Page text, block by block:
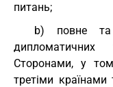
питань;
b) повне та
Сторонами, у
третіми